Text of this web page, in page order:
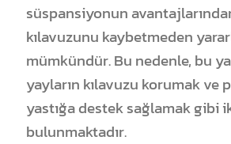
süspansiyonun
kılavuzunu kaybetmeden
mümkündür. Bu nedenle, bu
yayların kılavuzu korumak ve
yastığa destek sağlamak gibi
bulunmaktadır.